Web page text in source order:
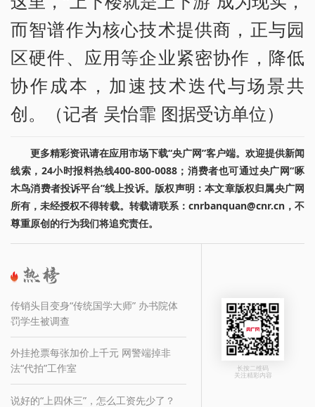
而智谱作为核心技术提供商，正与园
区硬件、应用等企业紧密协作，降低
协作成本，加速技术迭代与场景共
创。（记者 吴怡霏 图据受访单位）
更多精彩资讯请在应用市场下载“央广网”客户端。欢迎提供新闻
线索，24小时报料热线400-800-0088；消费者也可通过央广网“啄
木鸟消费者投诉平台”线上投诉。版权声明：本文章版权归属央广网
所有，未经授权不得转载。转载请联系：cnrbanquan@cnr.cn，不
尊重原创的行为我们将追究责任。
传销头目变身“传统国学大师” 办书院体
罚学生被调查
外挂抢票每张加价上千元 网警端掉非
法“代拍”工作室
说好的“上四休三”，怎么工资先少了？
长按二维码
关注精彩内容